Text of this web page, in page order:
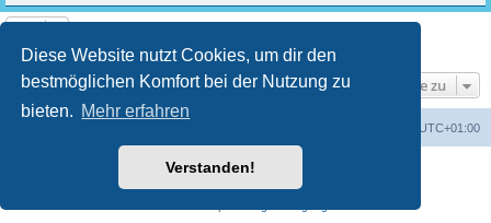
Diese Website nutzt Cookies, um dir den
bestmöglichen Komfort bei der Nutzung zu
bieten. Mehr erfahren
Verstanden!
Die Suche ergab 17 Treffer • Seite 1 von
Gehe zu
UTC+01:00
Powered byphpBB® Forum Software © phpBB Limited
phpBB.de